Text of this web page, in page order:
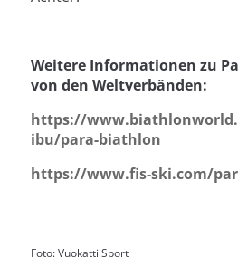
Weitere Informationen zu
von den Weltverbänden:
https://
ibu/para-biathlon
https://www.fis-ski.com/
Foto: Vuokatti Sport